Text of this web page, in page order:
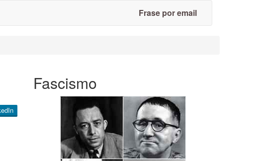
Frase por email
Fascismo